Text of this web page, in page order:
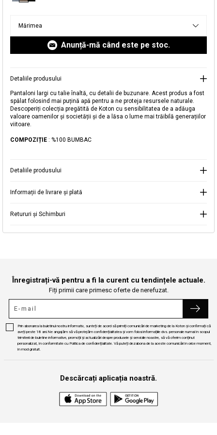
Mărimea
Anunță-mă când este pe stoc.
Detaliile produsului
Pantaloni largi cu talie înaltă, cu detalii de buzunare. Acest produs a fost
spălat folosind mai puțină apă pentru a ne proteja resursele naturale.
Descoperiți colecția pregătită de Koton cu sensibilitatea de a adăuga
valoare oamenilor și societății și de a lăsa o lume mai trăibilă generațiilor
viitoare.
COMPOZIȚIE : %100 BUMBAC
Detaliile produsului
Informații de livrare și plată
Retururi și Schimburi
Înregistrați-vă pentru a fi la curent cu tendințele actuale.
Fiți primii care primesc oferte de nerefuzat.
Prin abonarea la buletinul nostru informativ, sunteți de acord să primiți comunicări de marketing de la Koton și confirmați că
aveți peste 18 ani.Ne angajăm să vă protejăm confidențialitatea și vom folosi informațiile dvs. personale numai în scopul
trimiterii de buletine informative, promoții și actualizări despre produsele și serviciile noastre, să vă oferim conținut
personalizat, în conformitate cu Politica de confidențialitate. Vă puteți dezabona de la aceste comunicări în orice moment,
în mod gratuit.
Descărcați aplicația noastră.
Magazinele noastre
Puteți ajunge la magazinul KOTON pe care îl căutați
Selectați Judet
Alertă de stoc
Adăugat în coș
Pantaloni largi cu talie înaltă cu detaliu de
buzunar